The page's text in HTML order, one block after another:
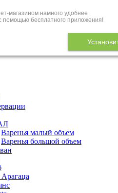
магазином намного удобнее
помощью бесплатного приложения!
Варенья малый объем
Варенья большой объем